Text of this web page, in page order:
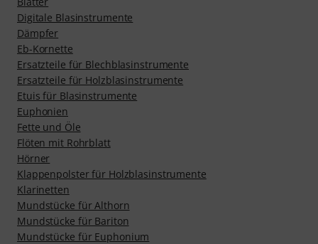
Digitale Blasinstrumente
Dämpfer
Eb-Kornette
Ersatzteile für Blechblasinstrumente
Ersatzteile für Holzblasinstrumente
Etuis für Blasinstrumente
Euphonien
Fette und Öle
Flöten mit Rohrblatt
Hörner
Klappenpolster für Holzblasinstrumente
Klarinetten
Mundstücke für Althorn
Mundstücke für Bariton
Mundstücke für Euphonium